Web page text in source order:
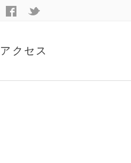
アクセス